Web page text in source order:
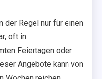
der Regel nur für einen
oft in
Feiertagen oder
Angebote kann von